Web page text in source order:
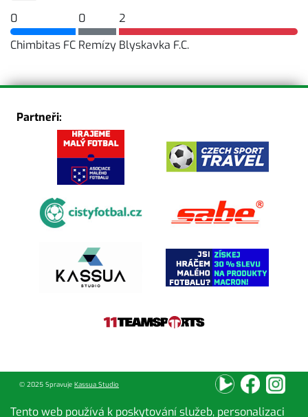
0
Chimbitas FC
0
Remízy
2
Blyskavka F.C.
Partneři:
© 2025 Spravuje Kassua Studio
Tento web používá k poskytování služeb, personalizaci